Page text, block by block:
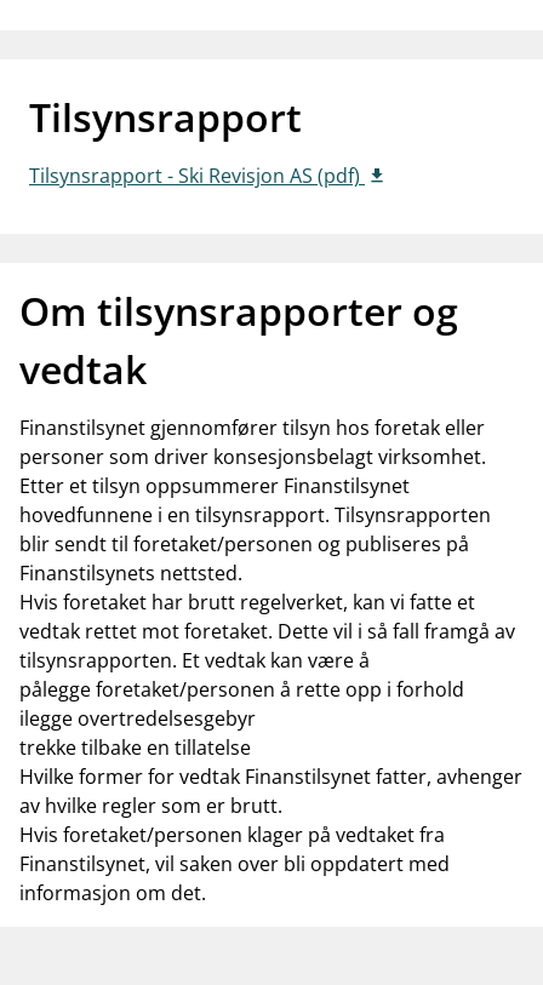
Tilsynsrapport
Tilsynsrapport - Ski Revisjon AS (pdf)
Om tilsynsrapporter og
vedtak
Finanstilsynet gjennomfører tilsyn hos foretak eller
personer som driver konsesjonsbelagt virksomhet.
Etter et tilsyn oppsummerer Finanstilsynet
hovedfunnene i en tilsynsrapport. Tilsynsrapporten
blir sendt til foretaket/personen og publiseres på
Finanstilsynets nettsted.
Hvis foretaket har brutt regelverket, kan vi fatte et
vedtak rettet mot foretaket. Dette vil i så fall framgå av
tilsynsrapporten. Et vedtak kan være å
pålegge foretaket/personen å rette opp i forhold
ilegge overtredelsesgebyr
trekke tilbake en tillatelse
Hvilke former for vedtak Finanstilsynet fatter, avhenger
av hvilke regler som er brutt.
Hvis foretaket/personen klager på vedtaket fra
Finanstilsynet, vil saken over bli oppdatert med
informasjon om det.